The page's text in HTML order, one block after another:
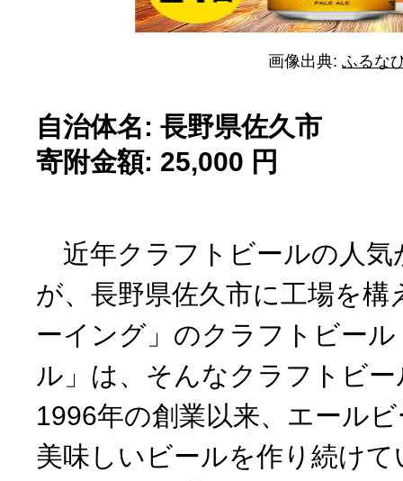
画像出典: ふるな
自治体名: 長野県佐久市
寄附金額: 25,000 円
近年クラフトビールの人気
が、長野県佐久市に工場を
ーイング」のクラフトビー
ル」は、そんなクラフトビ
1996年の創業以来、エール
美味しいビールを作り続け